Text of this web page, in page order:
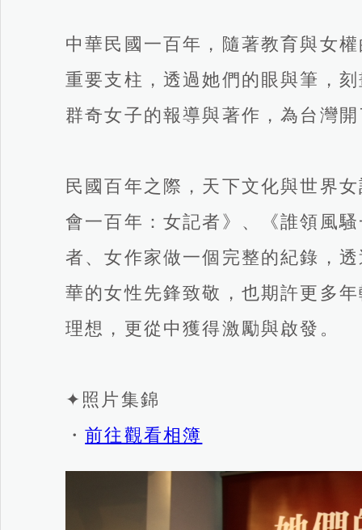
中華民國一百年，隨著教育與女
重要支柱，透過她們的眼與筆，
群奇女子的報導與著作，為台灣
民國百年之際，天下文化與世界
會一百年：女記者》、《誰領風
者、女作家做一個完整的紀錄，
華的女性先鋒致敬，也期許更多
理想，更從中獲得激勵與啟發。
✦照片集錦
・前往觀看相簿